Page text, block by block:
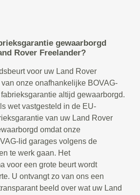
gewaarborgd
Rover Freelander?
voor uw Land Rover
onze onafhankelijke BOVAG-
altijd gewaarborgd.
wet vastgesteld in de EU-
van uw Land Rover
omdat onze
lid garages volgens de
te werk gaan. Het
voor een grote beurt wordt
U ontvangt zo van ons een
beeld over wat uw Land